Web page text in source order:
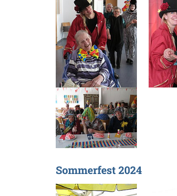
Sommerfest 2024